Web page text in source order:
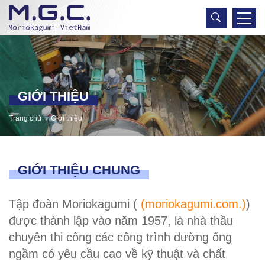
GIỚI THIỆU
Trang chủ Giới thiệu
GIỚI THIỆU CHUNG
Tập đoàn Moriokagumi ( (moriokagumi.com.))
được thành lập vào năm 1957, là nhà thầu
chuyên thi công các công trình đường ống
ngầm có yêu cầu cao về kỹ thuật và chất